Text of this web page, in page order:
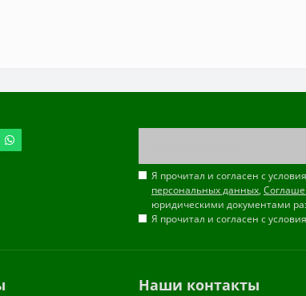
Я прочитал и согласен с
персональных данных,
юридическими документами
Я прочитал и согласен с
Наши контакты